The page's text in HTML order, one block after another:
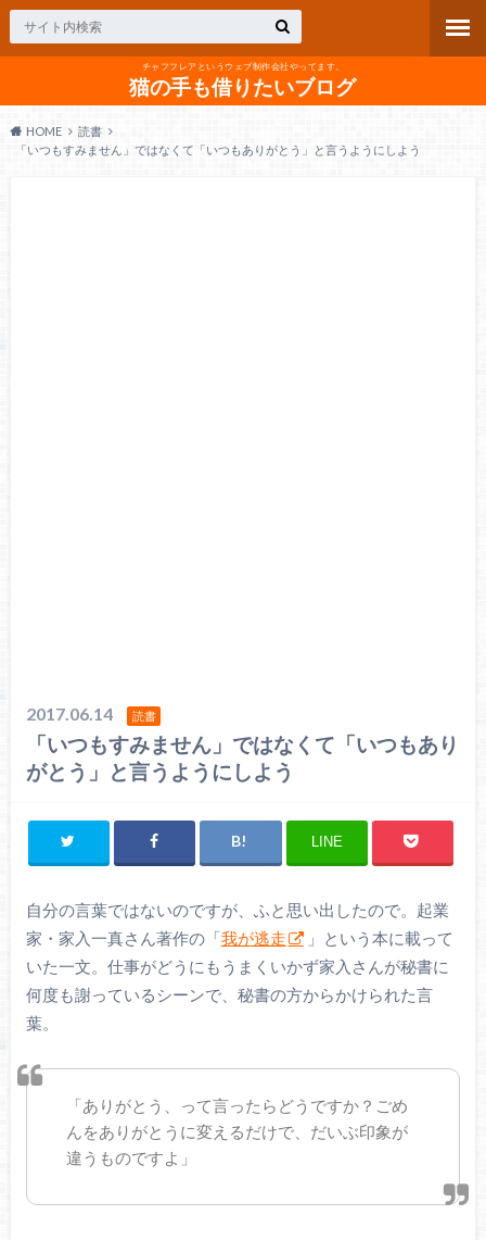
チャフフレアというウェブ制作会社やってます。
猫の手も借りたいブログ
HOME
読書
「いつもすみません」ではなくて「いつもありがとう」と言うようにしよう
2017.06.14 読書
「いつもすみません」ではなくて「いつもあり
がとう」と言うようにしよう
LINE
自分の言葉ではないのですが、ふと思い出したので。起業
家・家入一真さん著作の「我が逃走
」という本に載って
いた一文。仕事がどうにもうまくいかず家入さんが秘書に
何度も謝っているシーンで、秘書の方からかけられた言
葉。
「ありがとう、って言ったらどうですか？ごめ
んをありがとうに変えるだけで、だいぶ印象が
違うものですよ」